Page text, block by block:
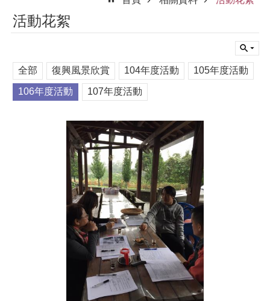
活動花絮
全部 復興風景欣賞 104年度活動 105年度活動
106年度活動 107年度活動